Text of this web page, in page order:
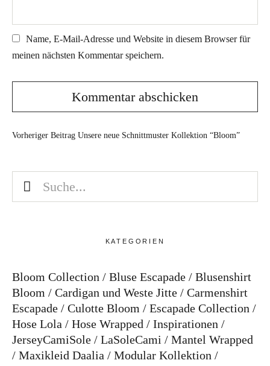
Name, E-Mail-Adresse und Website in diesem Browser für
meinen nächsten Kommentar speichern.
Vorheriger Beitrag Unsere neue Schnittmuster Kollektion “Bloom”
KATEGORIEN
Bloom Collection Bluse Escapade
Blusenshirt
Bloom
Cardigan und Weste Jitte
Carmenshirt
Escapade
Culotte Bloom
Escapade Collection
Hose Lola
Hose Wrapped
Inspirationen
JerseyCamiSole
LaSoleCami
Mantel Wrapped
Maxikleid Daalia
Modular Kollektion